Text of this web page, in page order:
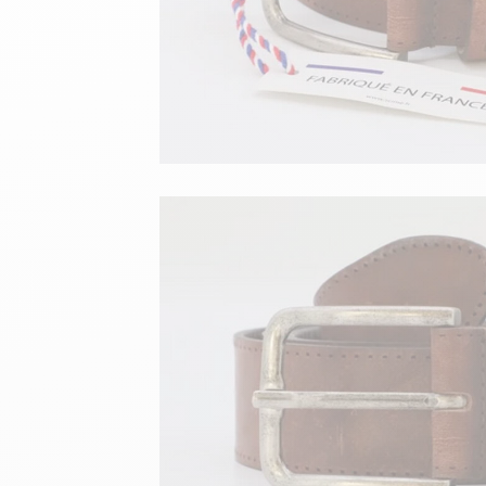
Bomber cuir
Blouson aviateur cuir
Gilets cuir & fourrure
Bomber cuir & blouson
Teddy
Accessoires
Haute
Bottes cuir femme
Mayura
American College Top Gun®